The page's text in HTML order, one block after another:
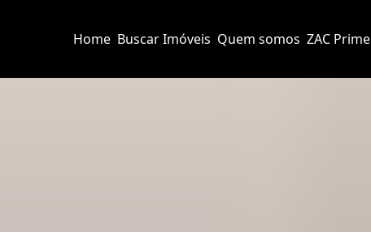
Home Buscar Imóveis Quem somos ZAC Prime